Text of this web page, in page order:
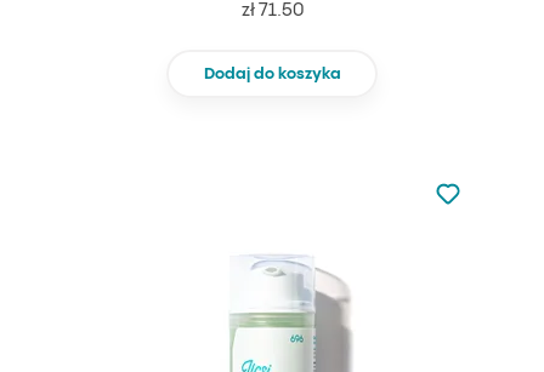
zł 71.50
Dodaj do koszyka
Nie dodano
Dodaj do